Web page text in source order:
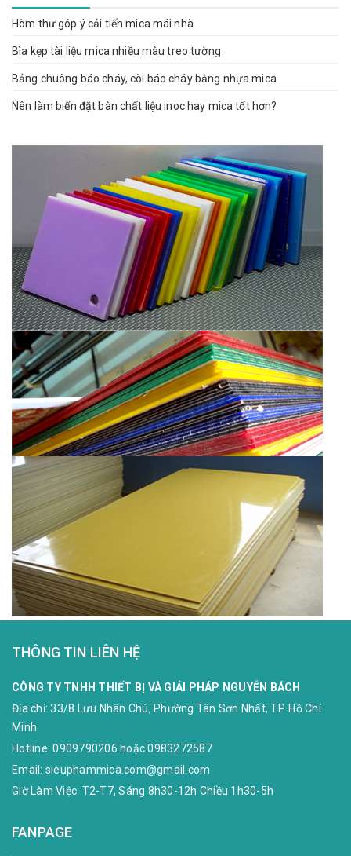
Hòm thư góp ý cải tiến mica mái nhà
Bìa kẹp tài liệu mica nhiều màu treo tường
Bảng chuông báo cháy, còi báo cháy bằng nhựa mica
Nên làm biển đặt bàn chất liệu inoc hay mica tốt hơn?
THÔNG TIN LIÊN HỆ
CÔNG TY TNHH THIẾT BỊ VÀ GIẢI PHÁP NGUYỄN BÁCH
Địa chỉ:33/8 Lưu Nhân Chú, Phường Tân Sơn Nhất, TP. Hồ Chí
Minh
Hotline:0909790206 hoặc0983272587
Email: sieuphammica.com@gmail.com
Giờ Làm Việc: T2-T7, Sáng 8h30-12h Chiều 1h30-5h
FANPAGE